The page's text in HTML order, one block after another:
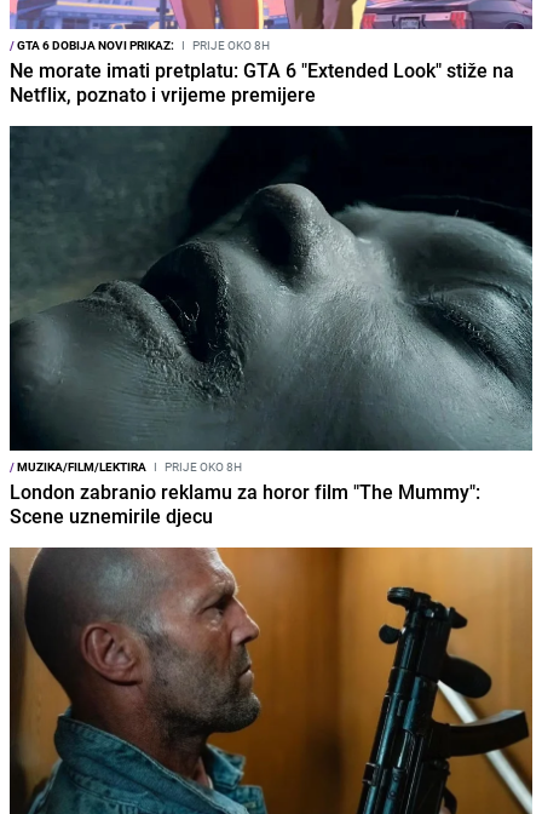
/GTA 6 DOBIJA NOVI PRIKAZ: I PRIJE OKO 8H
Ne morate imati pretplatu: GTA 6 "Extended Look" stiže na
Netflix, poznato i vrijeme premijere
/MUZIKA/FILM/LEKTIRA I PRIJE OKO 8H
London zabranio reklamu za horor film "The Mummy":
Scene uznemirile djecu